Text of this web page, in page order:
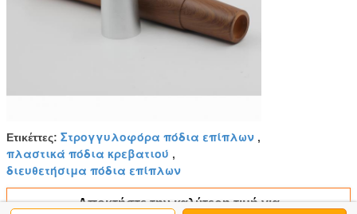
Ετικέττες: Στρογγυλοφόρα πόδια επίπλων ,
πλαστικά πόδια κρεβατιού ,
διευθετήσιμα πόδια επίπλων
Αποκτήστε την καλύτερη τιμή για